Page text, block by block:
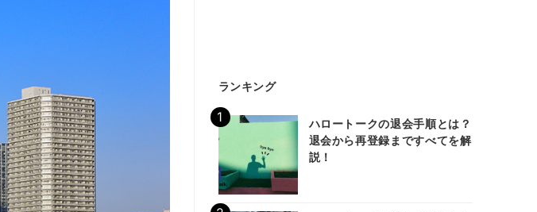
ランキング
ハロートークの退会手順とは？
退会から再登録まですべてを解
説！